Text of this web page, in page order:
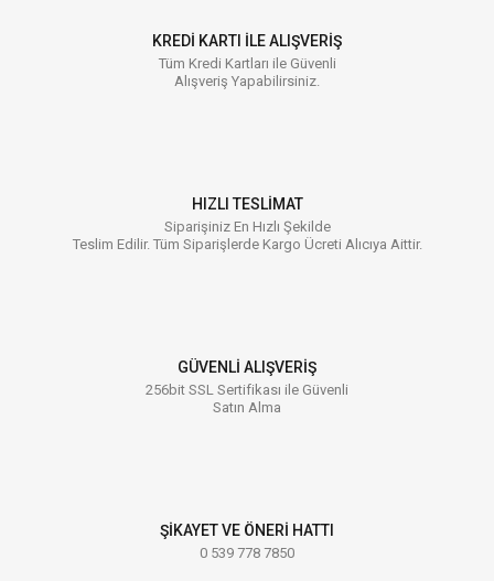
KREDİ KARTI İLE ALIŞVERİŞ
Tüm Kredi Kartları ile Güvenli
Alışveriş Yapabilirsiniz.
HIZLI TESLİMAT
Siparişiniz En Hızlı Şekilde
Teslim Edilir. Tüm Siparişlerde Kargo Ücreti Alıcıya Aittir.
GÜVENLİ ALIŞVERİŞ
256bit SSL Sertifikası ile Güvenli
Satın Alma
ŞİKAYET VE ÖNERİ HATTI
0 539 778 7850